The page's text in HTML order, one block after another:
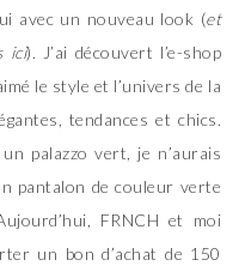
avec un nouveau look (et
ici). J’ai découvert l’e-shop
le style et l’univers de la
tendances et chics.
palazzo vert, je n’aurais
pantalon de couleur verte
FRNCH et moi
un bon d’achat de 150